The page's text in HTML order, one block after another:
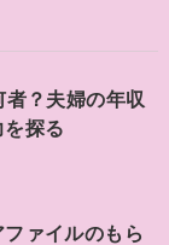
？夫婦の年収
探る
ァイルのもら